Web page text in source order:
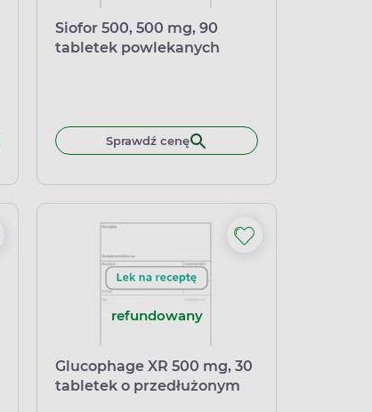
Siofor 500, 500 mg, 90
tabletek powlekanych
Sprawdź cenę
refundowany
Glucophage XR 500 mg, 30
tabletek o przedłużonym